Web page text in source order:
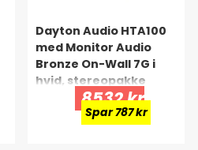
Dayton Audio HTA100
med Monitor Audio
Bronze On-Wall 7G i
hvid, stereopakke
8532 kr
Spar 787 kr